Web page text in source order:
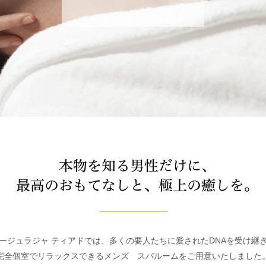
ジュラジャ ティアドでは、多くの要人たちに愛されたDNAを受け継
全個室でリラックスできるメンズ スパルームをご用意いたしました